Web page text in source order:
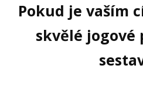
Pokud je vaším
skvělé jogové